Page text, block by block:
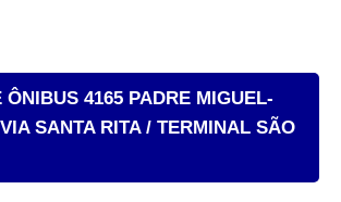
ÔNIBUS 4165 PADRE MIGUEL-
SANTA RITA / TERMINAL SÃO